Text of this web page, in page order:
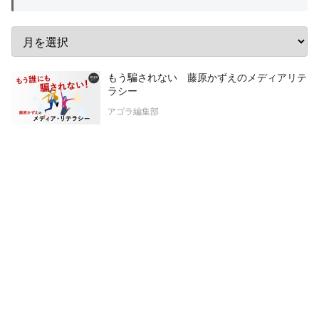
もう騙されない 藤原かずえのメディアリテ
ラシー
アゴラ編集部